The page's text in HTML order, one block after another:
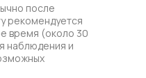
после
рекомендуется
время (около 30
наблюдения и